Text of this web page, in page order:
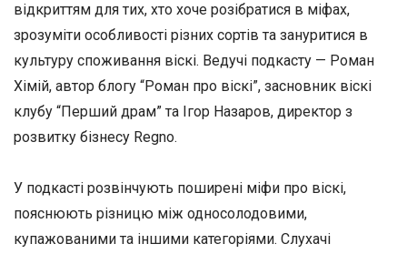
відкриттям для тих, хто хоче розібратися в міфах,
зрозуміти особливості різних сортів та зануритися в
культуру споживання віскі. Ведучі подкасту — Роман
Хімій, автор блогу “Роман про віскі”, засновник віскі
клубу “Перший драм” та Ігор Назаров, директор з
розвитку бізнесу Regno.
У подкасті розвінчують поширені міфи про віскі,
пояснюють різницю між односолодовими,
купажованими та іншими категоріями. Слухачі